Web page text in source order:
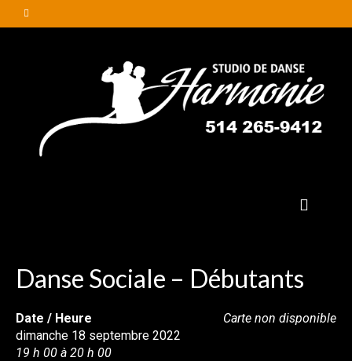
Danse Sociale – Débutants
Carte non disponible
Date / Heure
dimanche 18 septembre 2022
19 h 00 à 20 h 00